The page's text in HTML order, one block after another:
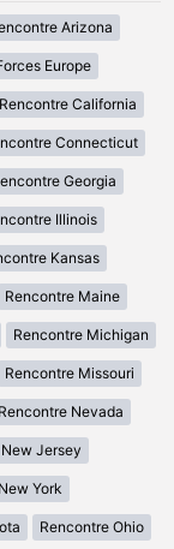
Arizona
Europe
Rencontre California
Connecticut
Georgia
Illinois
Kansas
Rencontre Maine
Rencontre Michigan
Rencontre Missouri
Rencontre Nevada
Jersey
York
Rencontre Ohio